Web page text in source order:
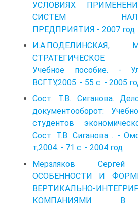
УСЛОВИЯХ
СИСТЕМ
ПРЕДПРИЯТИЯ - 2007 год
И.А.ПОДЕЛИНСКАЯ,
СТРАТЕГИЧЕСКОЕ
Учебное пособие. -
ВСГТУ,2005. - 55 с. - 2005
Сост. Т.В. Сиганова.
документооборот:
студентов
Сост. Т.В. Сиганова . -
т,2004. - 71 с. - 2004 год
Мерзляков Сергей
ОСОБЕННОСТИ И
ВЕРТИКАЛЬНО-
КОМПАНИЯМИ В